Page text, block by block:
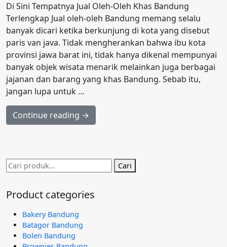
Di Sini Tempatnya Jual Oleh-Oleh Khas Bandung
Terlengkap Jual oleh-oleh Bandung memang selalu
banyak dicari ketika berkunjung di kota yang disebut
paris van java. Tidak mengherankan bahwa ibu kota
provinsi jawa barat ini, tidak hanya dikenal mempunyai
banyak objek wisata menarik melainkan juga berbagai
jajanan dan barang yang khas Bandung. Sebab itu,
jangan lupa untuk …
Continue reading →
Pencarian
untuk:
Cari
Product categories
Bakery Bandung
Batagor Bandung
Bolen Bandung